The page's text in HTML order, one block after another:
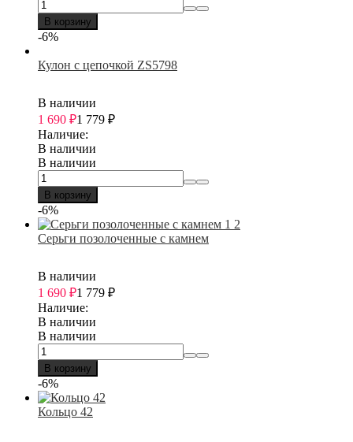
В корзину
-6%
Кулон с цепочкой ZS5798
В наличии
1 690 ₽1 779 ₽
Наличие:
В наличии
В наличии
В корзину
-6%
Серьги позолоченные с камнем
В наличии
1 690 ₽1 779 ₽
Наличие:
В наличии
В наличии
В корзину
-6%
Кольцо 42